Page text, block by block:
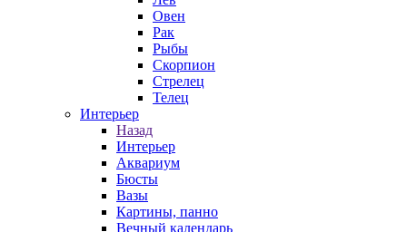
Овен
Рак
Рыбы
Скорпион
Стрелец
Телец
Интерьер
Назад
Интерьер
Аквариум
Бюсты
Вазы
Картины, панно
Вечный календарь